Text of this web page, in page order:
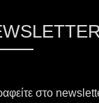
στο